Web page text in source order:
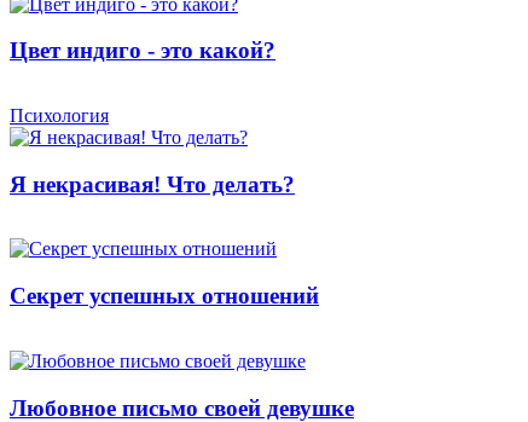
Цвет индиго - это какой?
Психология
Я некрасивая! Что делать?
Секрет успешных отношений
Любовное письмо своей девушке